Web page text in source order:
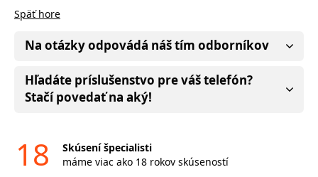
Späť hore
Na otázky odpovádá náš tím odborníkov
Hľadáte príslušenstvo pre váš telefón?
Stačí povedať na aký!
18
Skúsení špecialisti
máme viac ako 18 rokov skúseností